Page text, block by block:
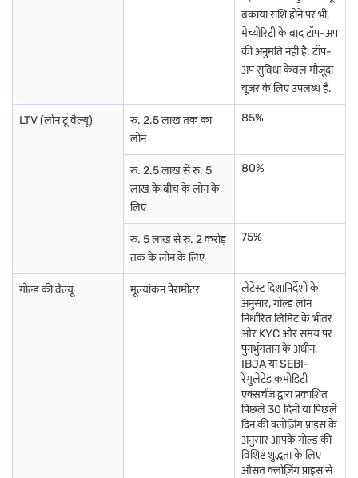
कम है, जिससे यह सिल्वर खरीदने का अनुकूल समय बन जाता है. 40:1 से कम
अनुपात, यह संकेत दे सकता है कि सोने की कीमत कम है, जो सोने में निवेश करने का
निवेशक अक्सर अपने निर्णयों का मार्गदर्शन करने के लिए ऐतिहासिक औसत का उपयोग
करते हैं. अगर रेशियो अपने लॉन्ग-टर्म ट्रेंड से काफी अधिक या उससे कम है, तो मार्केट
में सुधार होने की संभावना है. जब रेशियो अधिक होता है तो ट्रेडर सिल्वर के लिए गोल्ड
स्वैप कर सकते हैं और रेशियो कम होने पर इसके विपरीत भी हो सकता है.
हालांकि, महंगाई, ब्याज दरों और वैश्विक आर्थिक स्थितियों जैसे अन्य कारक भी मेटल की
कीमतों को प्रभावित करते हैं. हालांकि यह रेशियो जानकारी प्रदान करता है, लेकिन
बकाया राशि होने पर भी,
मेच्योरिटी के बाद टॉप-अप
की अनुमति नहीं है. टॉप-
अप सुविधा केवल मौजूदा
यूज़र के लिए उपलब्ध है.
LTV (लोन टू वैल्यू)
रु. 2.5 लाख तक का
लोन
85%
रु. 2.5 लाख से रु. 5
लाख के बीच के लोन के
लिए
80%
रु. 5 लाख से रु. 2 करोड़
तक के लोन के लिए
75%
गोल्ड की वैल्यू मूल्यांकन पैरामीटर
लेटेस्ट दिशानिर्देशों के
अनुसार, गोल्ड लोन
निर्धारित लिमिट के भीतर
और KYC और समय पर
पुनर्भुगतान के अधीन,
IBJA या SEBI-
रेगुलेटेड कमोडिटी
एक्सचेंज द्वारा प्रकाशित
पिछले 30 दिनों या पिछले
दिन की क्लोज़िंग प्राइस के
अनुसार आपके गोल्ड की
विशिष्ट शुद्धता के लिए
औसत क्लोज़िंग प्राइस से